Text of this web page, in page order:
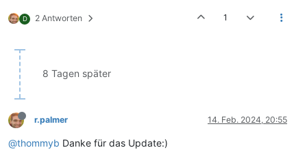
D 2 Antworten 1
8 Tagen später
r.palmer 14. Feb. 2024, 20:55
@thommyb Danke für das Update:)